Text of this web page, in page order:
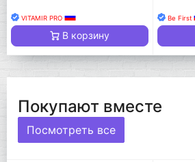
VITAMIR PRO
В корзину
Be First
Покупают вместе
Посмотреть все